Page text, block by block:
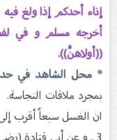
إناء أحدكم إذا ولغ
أخرجه مسلم و في
((أولاهنَّ)).
* محل الشاهد في
بمجرد ملاقات
ان الغسل سبعاً أقرب إلى